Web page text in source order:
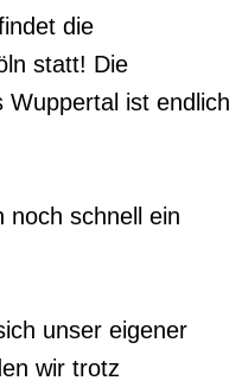
die
statt! Die
ist endlich
noch schnell ein
unser eigener
wir trotz